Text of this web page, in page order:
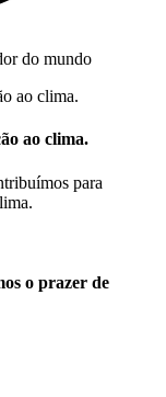
do mundo
ao clima.
para
o prazer de